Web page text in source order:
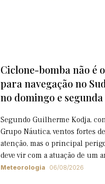
Ciclone-bomba não é
para navegação no
no domingo e segunda
Segundo Guilherme Kodja,
Grupo Náutica, ventos fortes
atenção, mas o principal
deve vir com a atuação de
Meteorologia 06/08/2026